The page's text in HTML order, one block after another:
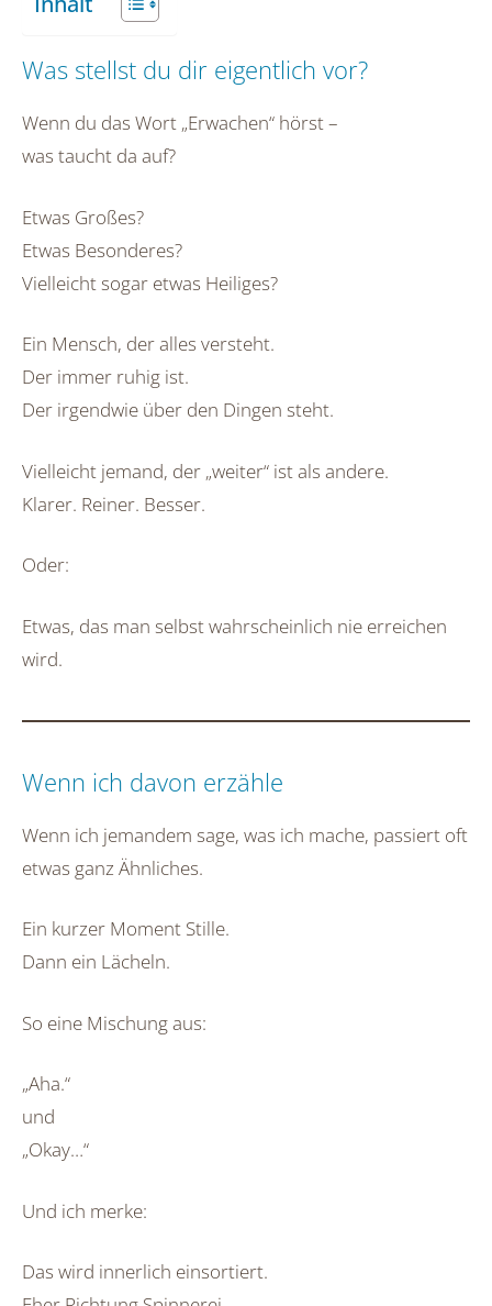
Was stellst du dir eigentlich vor?
Wenn du das Wort „Erwachen“ hörst –
was taucht da auf?
Etwas Großes?
Etwas Besonderes?
Vielleicht sogar etwas Heiliges?
Ein Mensch, der alles versteht.
Der immer ruhig ist.
Der irgendwie über den Dingen steht.
Vielleicht jemand, der „weiter“ ist als andere.
Klarer. Reiner. Besser.
Oder:
Etwas, das man selbst wahrscheinlich nie erreichen
wird.
Wenn ich davon erzähle
Wenn ich jemandem sage, was ich mache, passiert oft
etwas ganz Ähnliches.
Ein kurzer Moment Stille.
Dann ein Lächeln.
So eine Mischung aus:
„Aha.“
und
„Okay…“
Und ich merke:
Das wird innerlich einsortiert.